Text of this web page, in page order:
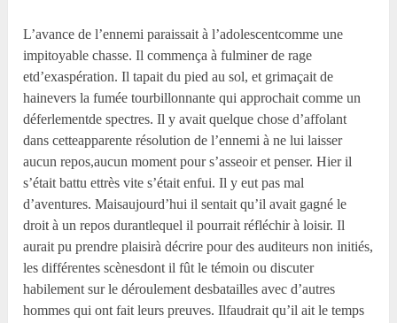
L’avance de l’ennemi paraissait à l’adolescentcomme une
impitoyable chasse. Il commença à fulminer de rage
etd’exaspération. Il tapait du pied au sol, et grimaçait de
hainevers la fumée tourbillonnante qui approchait comme un
déferlementde spectres. Il y avait quelque chose d’affolant
dans cetteapparente résolution de l’ennemi à ne lui laisser
aucun repos,aucun moment pour s’asseoir et penser. Hier il
s’était battu ettrès vite s’était enfui. Il y eut pas mal
d’aventures. Maisaujourd’hui il sentait qu’il avait gagné le
droit à un repos durantlequel il pourrait réfléchir à loisir. Il
aurait pu prendre plaisirà décrire pour des auditeurs non initiés,
les différentes scènesdont il fût le témoin ou discuter
habilement sur le déroulement desbatailles avec d’autres
hommes qui ont fait leurs preuves. Ilfaudrait qu’il ait le temps